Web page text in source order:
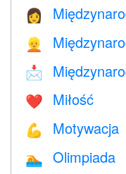
👩
👱
📩
❤️️ Miłość
💪 Motywacja
🏊 Olimpiada